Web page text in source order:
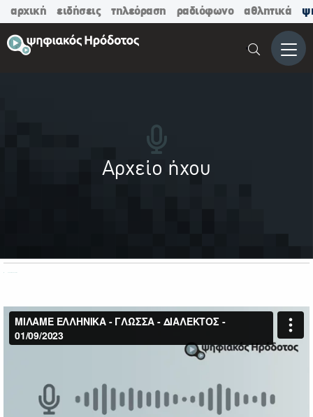
αρχική ειδήσεις τηλεόραση ραδιόφωνο αθλητικά
Μενού
Αρχείο ήχου